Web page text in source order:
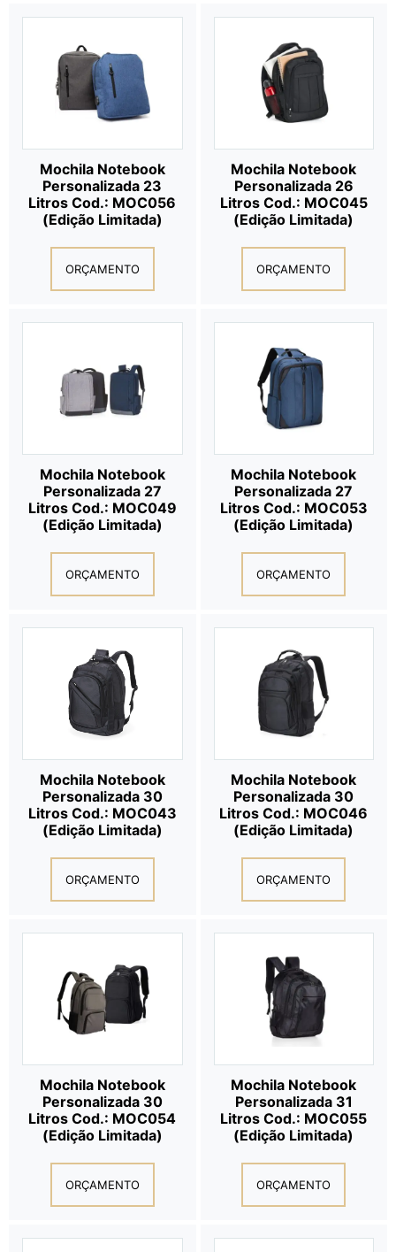
Mochila Notebook
Personalizada 23
Litros Cod.: MOC056
(Edição Limitada)
ORÇAMENTO
Mochila Notebook
Personalizada 26
Litros Cod.: MOC045
(Edição Limitada)
ORÇAMENTO
Mochila Notebook
Personalizada 27
Litros Cod.: MOC049
(Edição Limitada)
ORÇAMENTO
Mochila Notebook
Personalizada 27
Litros Cod.: MOC053
(Edição Limitada)
ORÇAMENTO
Mochila Notebook
Personalizada 30
Litros Cod.: MOC043
(Edição Limitada)
ORÇAMENTO
Mochila Notebook
Personalizada 30
Litros Cod.: MOC046
(Edição Limitada)
ORÇAMENTO
Mochila Notebook
Personalizada 30
Litros Cod.: MOC054
(Edição Limitada)
ORÇAMENTO
Mochila Notebook
Personalizada 31
Litros Cod.: MOC055
(Edição Limitada)
ORÇAMENTO